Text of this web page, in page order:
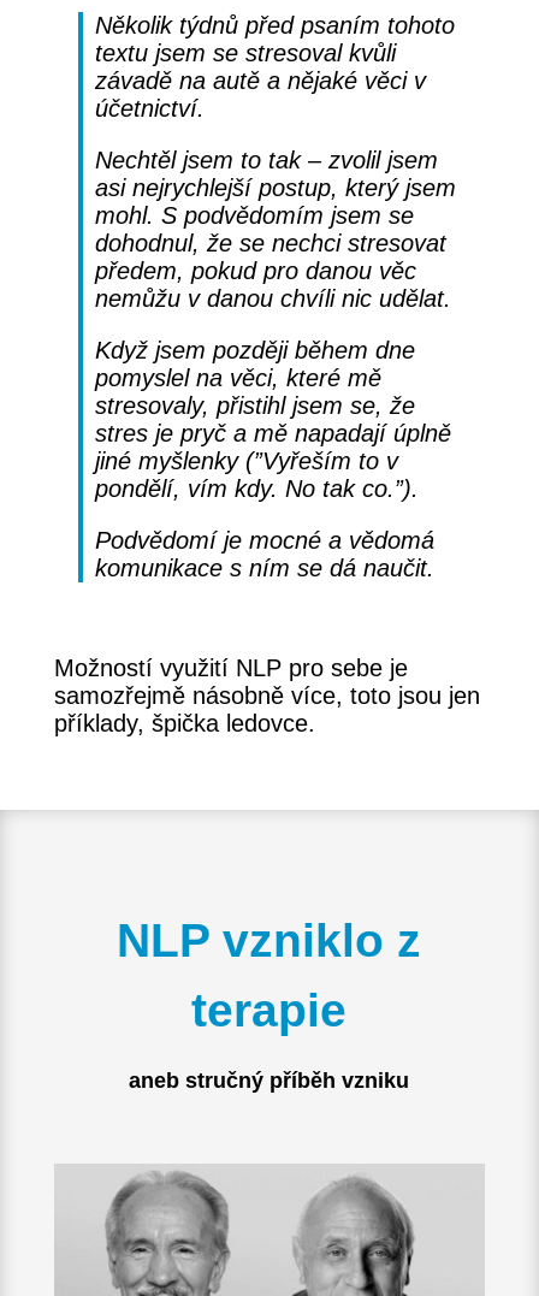
Několik týdnů před psaním tohoto
textu jsem se stresoval kvůli
závadě na autě a nějaké věci v
účetnictví.
Nechtěl jsem to tak – zvolil jsem
asi nejrychlejší postup, který jsem
mohl. S podvědomím jsem se
dohodnul, že se nechci stresovat
předem, pokud pro danou věc
nemůžu v danou chvíli nic udělat.
Když jsem později během dne
pomyslel na věci, které mě
stresovaly, přistihl jsem se, že
stres je pryč a mě napadají úplně
jiné myšlenky (”Vyřeším to v
pondělí, vím kdy. No tak co.”).
Podvědomí je mocné a vědomá
komunikace s ním se dá naučit.
Možností využití NLP pro sebe je
samozřejmě násobně více, toto jsou jen
příklady, špička ledovce.
NLP vzniklo z
terapie
aneb stručný příběh vzniku